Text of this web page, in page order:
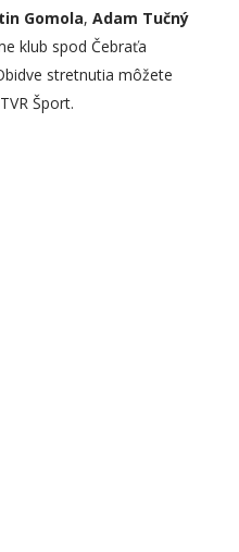
Gomola, Adam Tučný
klub spod Čebraťa
stretnutia môžete
Šport.